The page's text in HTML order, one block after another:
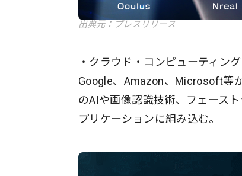
出典元：プレスリリース
・クラウド・コンピューティング
Google、Amazon、Microsoft等
のAIや画像認識技術、フェース
プリケーションに組み込む。